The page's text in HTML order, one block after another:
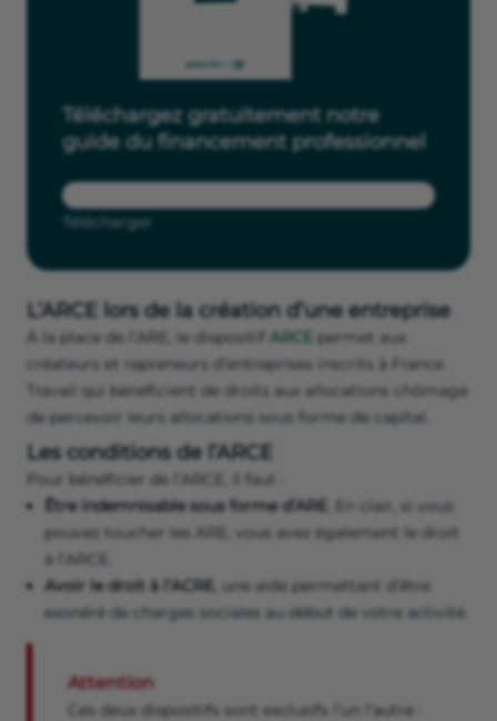
Téléchargez gratuitement notre
guide du financement professionnel
Télécharger
L’ARCE lors de la création d’une entreprise
À la place de l’ARE, le dispositif ARCE permet aux
créateurs et repreneurs d’entreprises inscrits à France
Travail qui bénéficient de droits aux allocations chômage
de percevoir leurs allocations sous forme de capital.
Les conditions de l’ARCE
Pour bénéficier de l’ARCE, il faut :
Être indemnisable sous forme d’ARE
. En clair, si vous
pouvez toucher les ARE, vous avez également le droit
à l’ARCE.
Avoir le droit à l’ACRE
, une aide permettant d’être
exonéré de charges sociales au début de votre activité.
Attention
Ces deux dispositifs sont exclusifs l’un l’autre :